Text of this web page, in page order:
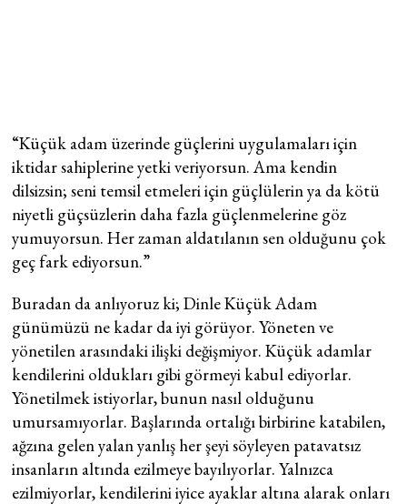
“Küçük adam üzerinde güçlerini uygulamaları için
iktidar sahiplerine yetki veriyorsun. Ama kendin
dilsizsin; seni temsil etmeleri için güçlülerin ya da kötü
niyetli güçsüzlerin daha fazla güçlenmelerine göz
yumuyorsun. Her zaman aldatılanın sen olduğunu çok
geç fark ediyorsun.”
Buradan da anlıyoruz ki; Dinle Küçük Adam
günümüzü ne kadar da iyi görüyor. Yöneten ve
yönetilen arasındaki ilişki değişmiyor. Küçük adamlar
kendilerini oldukları gibi görmeyi kabul ediyorlar.
Yönetilmek istiyorlar, bunun nasıl olduğunu
umursamıyorlar. Başlarında ortalığı birbirine katabilen,
ağzına gelen yalan yanlış her şeyi söyleyen patavatsız
insanların altında ezilmeye bayılıyorlar. Yalnızca
ezilmiyorlar, kendilerini iyice ayaklar altına alarak onları